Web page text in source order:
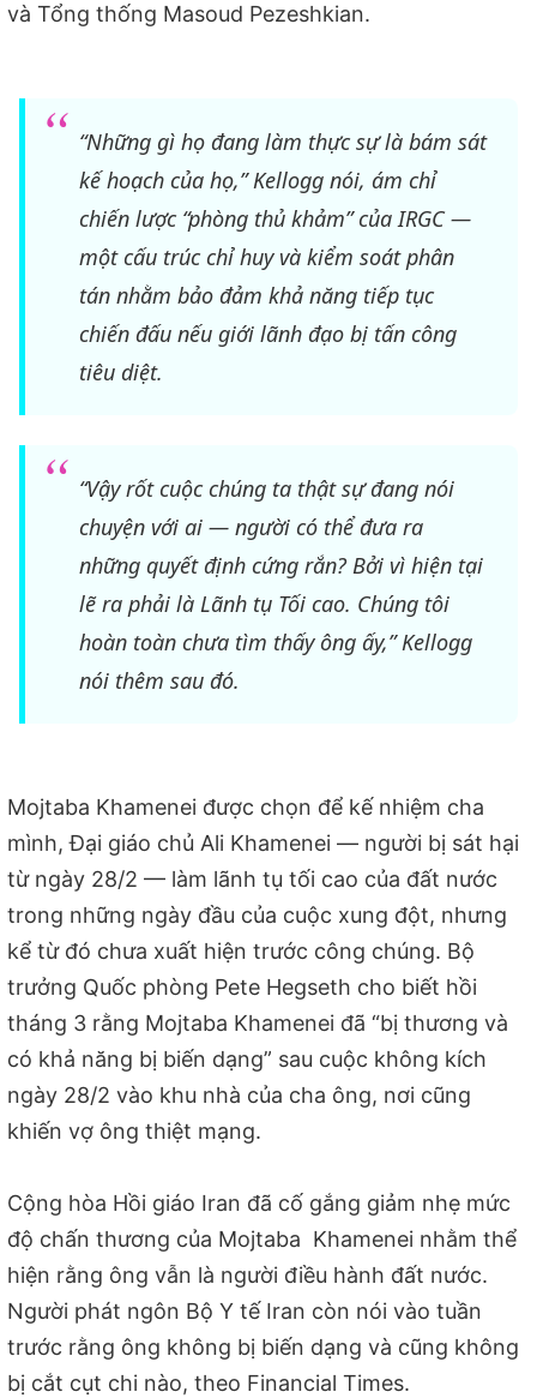
và Tổng thống Masoud Pezeshkian.
“Những gì họ đang làm thực sự là bám sát
kế hoạch của họ,” Kellogg nói, ám chỉ
chiến lược “phòng thủ khảm” của IRGC —
một cấu trúc chỉ huy và kiểm soát phân
tán nhằm bảo đảm khả năng tiếp tục
chiến đấu nếu giới lãnh đạo bị tấn công
tiêu diệt.
“Vậy rốt cuộc chúng ta thật sự đang nói
chuyện với ai — người có thể đưa ra
những quyết định cứng rắn? Bởi vì hiện tại
lẽ ra phải là Lãnh tụ Tối cao. Chúng tôi
hoàn toàn chưa tìm thấy ông ấy,” Kellogg
nói thêm sau đó.
Mojtaba Khamenei được chọn để kế nhiệm cha
mình, Đại giáo chủ Ali Khamenei — người bị sát hại
từ ngày 28/2 — làm lãnh tụ tối cao của đất nước
trong những ngày đầu của cuộc xung đột, nhưng
kể từ đó chưa xuất hiện trước công chúng. Bộ
trưởng Quốc phòng Pete Hegseth cho biết hồi
tháng 3 rằng Mojtaba Khamenei đã “bị thương và
có khả năng bị biến dạng” sau cuộc không kích
ngày 28/2 vào khu nhà của cha ông, nơi cũng
khiến vợ ông thiệt mạng.
Cộng hòa Hồi giáo Iran đã cố gắng giảm nhẹ mức
độ chấn thương của Mojtaba Khamenei nhằm thể
hiện rằng ông vẫn là người điều hành đất nước.
Người phát ngôn Bộ Y tế Iran còn nói vào tuần
trước rằng ông không bị biến dạng và cũng không
bị cắt cụt chi nào, theo Financial Times.